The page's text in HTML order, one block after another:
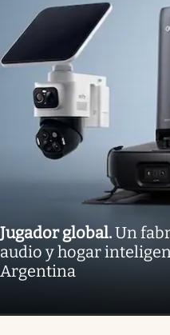
Jugador global.Un
audio y hogar
Argentina